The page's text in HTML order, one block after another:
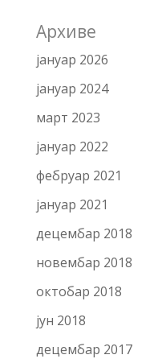
Архиве
јануар 2026
јануар 2024
март 2023
јануар 2022
фебруар 2021
јануар 2021
децембар 2018
новембар 2018
октобар 2018
јун 2018
децембар 2017